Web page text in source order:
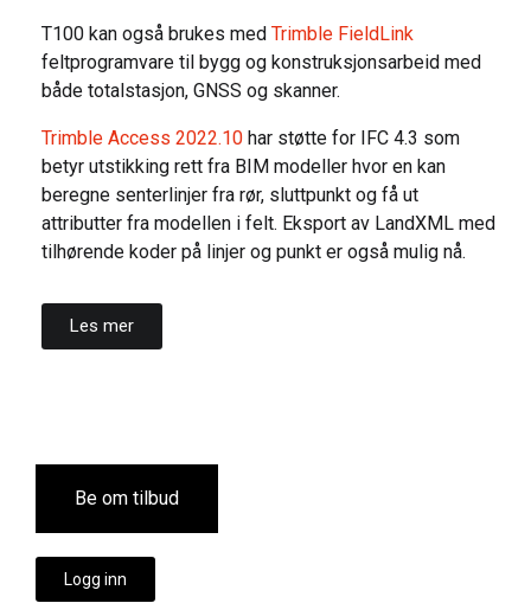
T100 kan også brukes med Trimble FieldLink
feltprogramvare til bygg og konstruksjonsarbeid med
både totalstasjon, GNSS og skanner.
Trimble Access 2022.10 har støtte for IFC 4.3 som
betyr utstikking rett fra BIM modeller hvor en kan
beregne senterlinjer fra rør, sluttpunkt og få ut
attributter fra modellen i felt. Eksport av LandXML med
tilhørende koder på linjer og punkt er også mulig nå.
Les mer
Be om tilbud
Logg inn